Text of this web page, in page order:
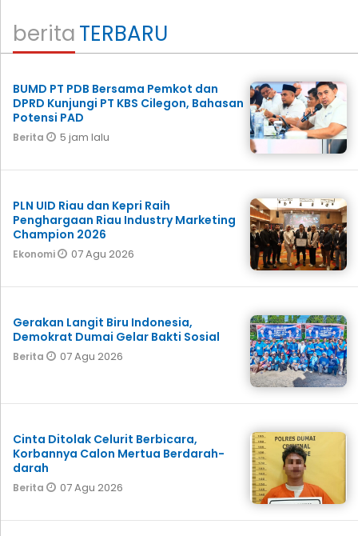
beritaTERBARU
BUMD PT PDB Bersama Pemkot dan
DPRD Kunjungi PT KBS Cilegon, Bahasan
Potensi PAD
Berita 5 jam lalu
PLN UID Riau dan Kepri Raih
Penghargaan Riau Industry Marketing
Champion 2026
Ekonomi 07 Agu 2026
Gerakan Langit Biru Indonesia,
Demokrat Dumai Gelar Bakti Sosial
Berita 07 Agu 2026
Cinta Ditolak Celurit Berbicara,
Korbannya Calon Mertua Berdarah-
darah
Berita 07 Agu 2026